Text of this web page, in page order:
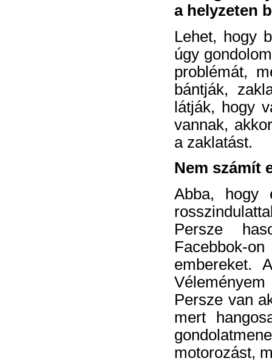
a helyzeten
Lehet, hogy
úgy
problémát,
bántják,
látják, hogy
vannak,
a zaklatást.
Nem számít
Abba, hogy
Persze
Facebbok-
embereket.
Persze van
mert
motorozást,